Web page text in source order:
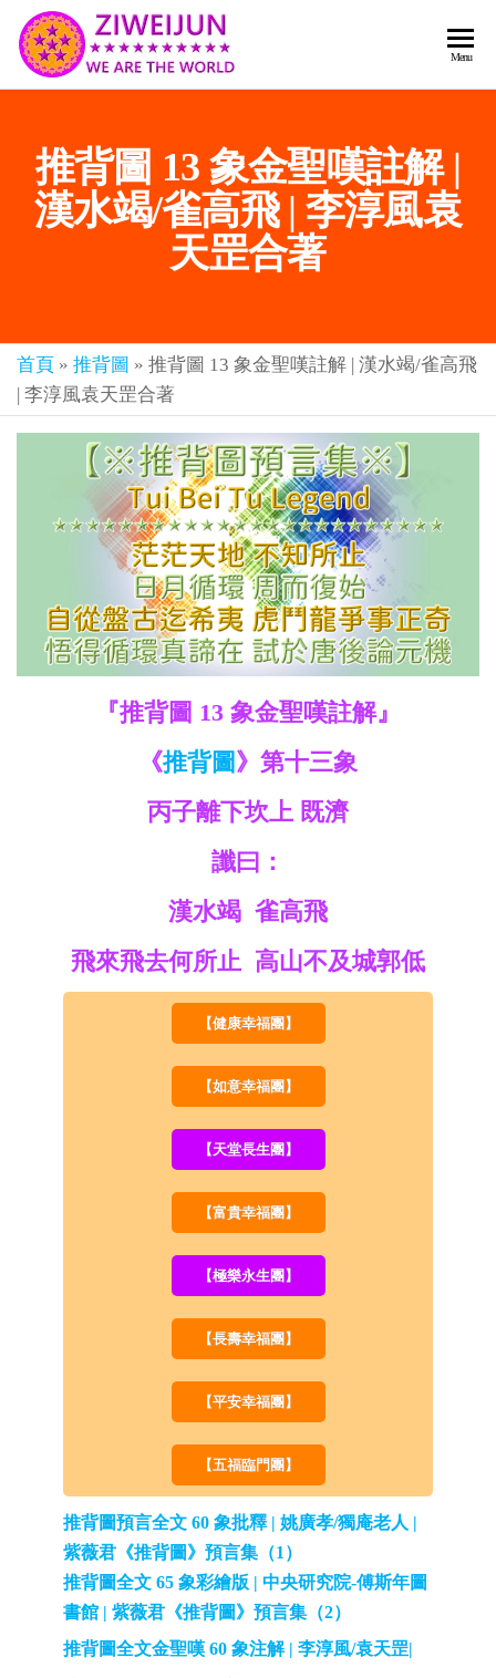
紫薇
《推
背
圖》
預
紫薇
君寰
宇傳
奇官
網
世
主
樂
章-
人
人
彌
賽
個
個
都
是
救
世
主
Menu
推背圖 13 象金聖嘆註解 |
漢水竭/雀高飛 | 李淳風袁
天罡合著
首頁 » 推背圖 » 推背圖 13 象金聖嘆註解 | 漢水竭/雀高飛
| 李淳風袁天罡合著
『推背圖 13 象金聖嘆註解』
《推背圖》第十三象
丙子離下坎上 既濟
讖曰：
漢水竭 雀高飛
飛來飛去何所止 高山不及城郭低
【健康幸福團】
【如意幸福團】
【天堂長生團】
【富貴幸福團】
【極樂永生團】
【長壽幸福團】
【平安幸福團】
【五福臨門團】
推背圖預言全文 60 象批釋 | 姚廣孝/獨庵老人 |
紫薇君《推背圖》預言集（1）
推背圖全文 65 象彩繪版 | 中央研究院-傅斯年圖
書館 | 紫薇君《推背圖》預言集（2）
推背圖全文金聖嘆 60 象注解 | 李淳風/袁天罡|